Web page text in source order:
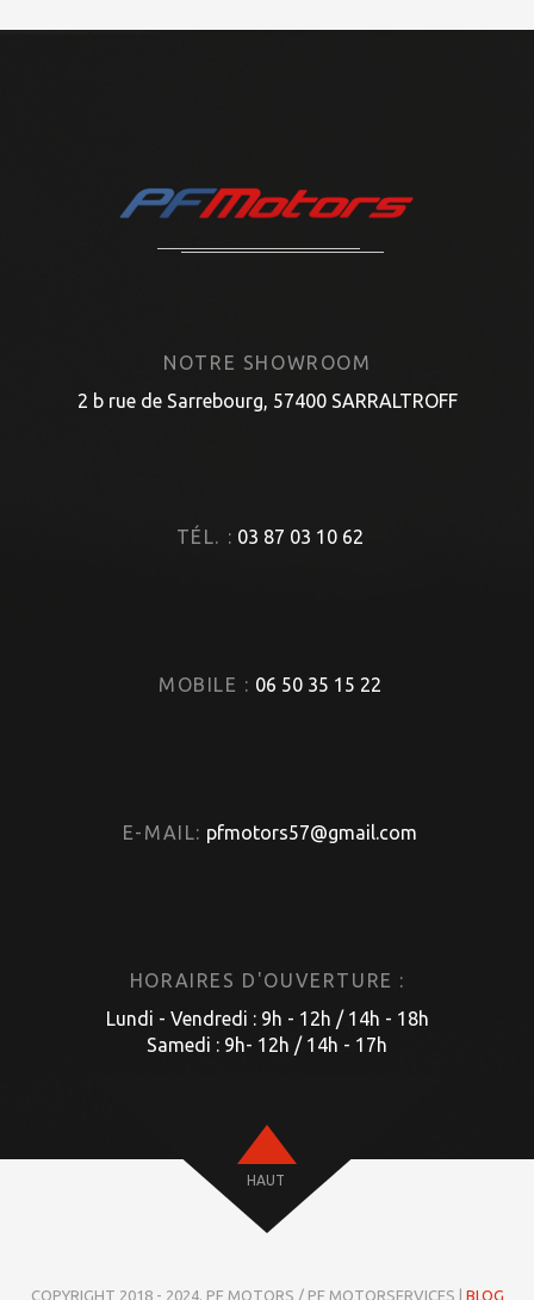
NOTRE SHOWROOM
2 b rue de Sarrebourg, 57400 SARRALTROFF
TÉL. : 03 87 03 10 62
MOBILE : 06 50 35 15 22
E-MAIL: pfmotors57@gmail.com
HORAIRES D'OUVERTURE :
Lundi - Vendredi : 9h - 12h / 14h - 18h
Samedi : 9h- 12h / 14h - 17h
HAUT
COPYRIGHT 2018 - 2024. PF MOTORS / PF MOTORSERVICES | BLOG